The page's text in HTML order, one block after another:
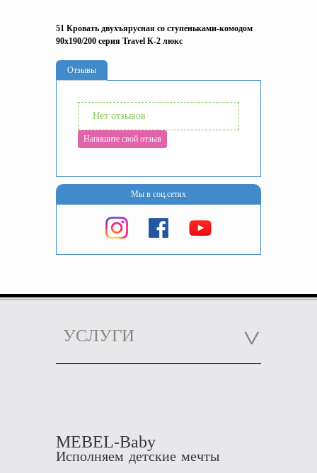
51 Кровать двухъярусная со ступеньками-комодом
90х190/200 серия Travel К-2 люкс
Отзывы
Нет отзывов
Напишите свой отзыв
Мы в соц.сетях
УСЛУГИ
MEBEL-Baby
Исполняем детские мечты